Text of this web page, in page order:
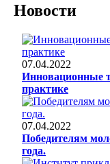
Новости
07.04.2022
Инновационные
практике
07.04.2022
Победителям
года.